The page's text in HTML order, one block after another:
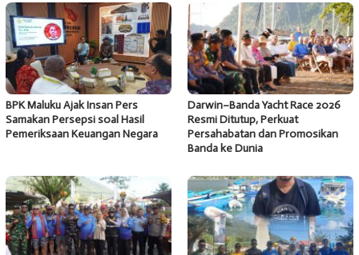
BPK Maluku Ajak Insan Pers
Samakan Persepsi soal Hasil
Pemeriksaan Keuangan Negara
Darwin–Banda Yacht Race 2026
Resmi Ditutup, Perkuat
Persahabatan dan Promosikan
Banda ke Dunia